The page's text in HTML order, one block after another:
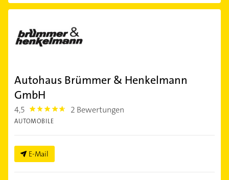
Autohaus Brümmer & Henkelmann
GmbH
4,5 4.5 2 Bewertungen
AUTOMOBILE
E-Mail